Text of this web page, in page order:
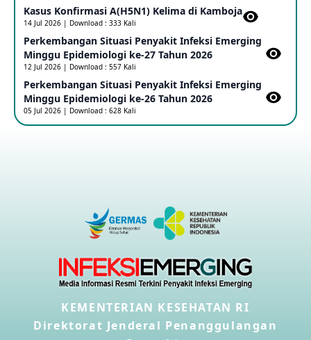
17 May 2026
Outbreak Penyakti Ebola di RD Kongo
16 May 2026
Kasus Konfirmasi A(H5NN6) di Cina
Penyakit virus Hanta di Kapal Pesiar Keberangkatan
Argentina
Penyakit Meningokokus di Vietnam
28 Apr 2026
Kasus Konfirmasi A(H5N1) Kelima di Kamboja​
14 Jul 2026 | Download : 333 Kali
Perkembangan Situasi Penyakit Infeksi Emerging
Minggu Epidemiologi ke-27 Tahun 2026
12 Jul 2026 | Download : 557 Kali
Perkembangan Situasi Penyakit Infeksi Emerging
Minggu Epidemiologi ke-26 Tahun 2026
05 Jul 2026 | Download : 628 Kali
KEMENTERIAN KESEHATAN RI
Direktorat Jenderal Penanggulangan